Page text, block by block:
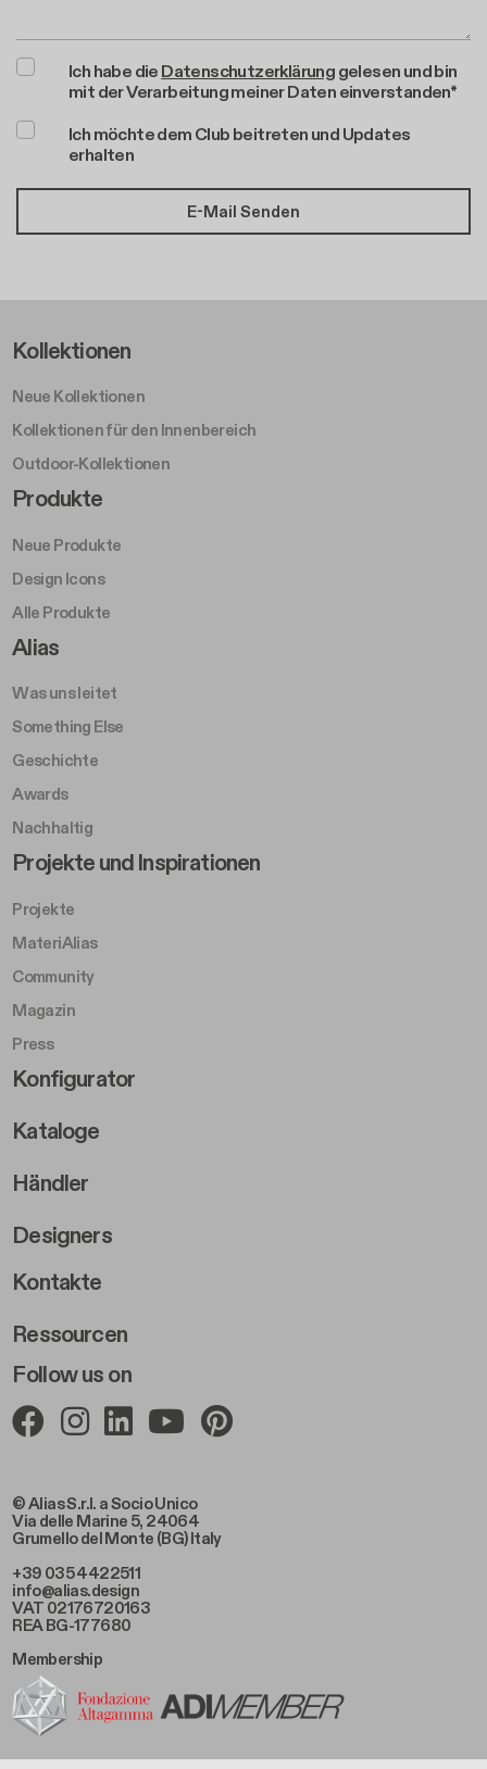
Ich habe dieDatenschutzerklärunggelesen und bin
mit der Verarbeitung meiner Daten einverstanden*
Ich möchte dem Club beitreten und Updates
erhalten
© Alias S.r.l. a Socio Unico
Via delle Marine 5, 24064
Grumello del Monte (BG) Italy
+39 035 4422511
info@alias.design
VAT 02176720163
REA BG-177680
Footer Left Middle A
Kollektionen
Neue Kollektionen
Kollektionen für den Innenbereich
Outdoor-Kollektionen
Footer Right Middle A
Produkte
Neue Produkte
Design Icons
Alle Produkte
Footer Right A
Alias
Was uns leitet
Something Else
Geschichte
Awards
Nachhaltig
Follow us on
Footer Left Middle B
Projekte und Inspirationen
Projekte
MateriAlias
Community
Magazin
Press
Footer Right Middle B
Konfigurator
Kataloge
Händler
Designers
Footer Right 2
Kontakte
Ressourcen
Membership